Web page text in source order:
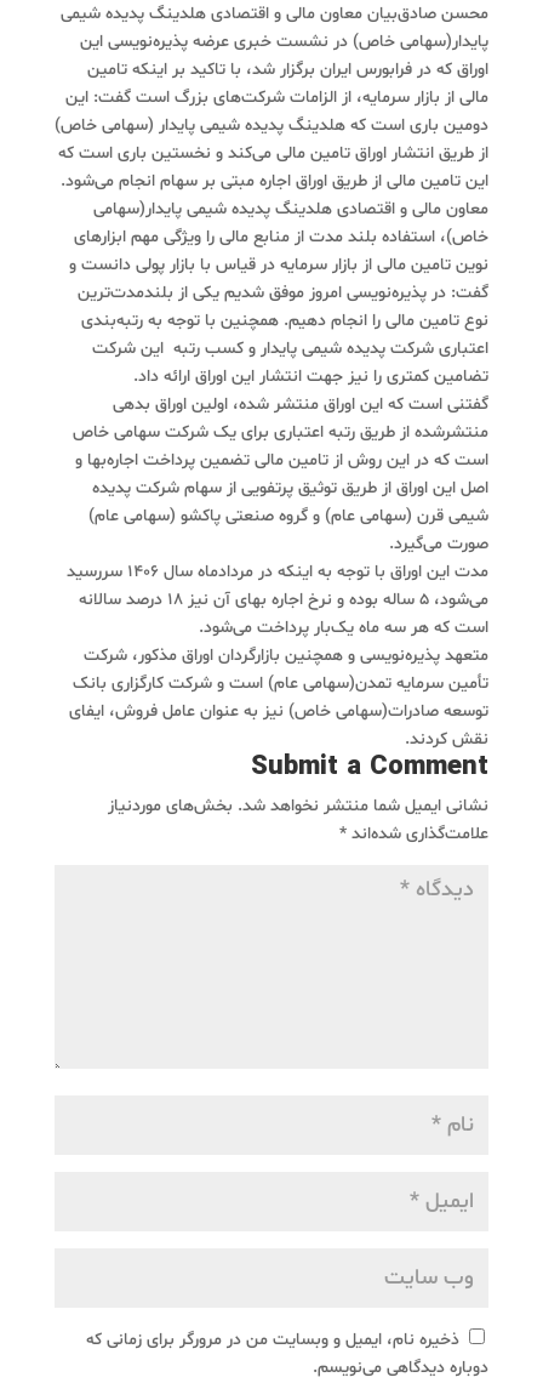
محسن صادق‌بیان معاون مالی و اقتصادی هلدینگ پدیده شیمی
پایدار(سهامی خاص) در نشست خبری عرضه پذیره‌نویسی این
اوراق که در فرابورس ایران برگزار شد، با تاکید بر اینکه تامین
مالی از بازار سرمایه، از الزامات شرکت‌های بزرگ است گفت: این
دومین باری است که هلدینگ پدیده شیمی پایدار (سهامی خاص)
از طریق انتشار اوراق تامین مالی می‌کند و نخستین باری است که
این تامین مالی از طریق اوراق اجاره مبتی بر سهام انجام می‌شود.
معاون مالی و اقتصادی هلدینگ پدیده شیمی پایدار(سهامی
خاص)، استفاده بلند مدت از منابع مالی را ویژگی مهم ابزارهای
نوین تامین مالی از بازار سرمایه در قیاس با بازار پولی دانست و
گفت: در پذیره‌نویسی امروز موفق شدیم یکی از بلندمدت‌ترین
نوع تامین مالی را انجام دهیم. همچنین با توجه به رتبه‌بندی
اعتباری شرکت پدیده شیمی پایدار و کسب رتبهاین شرکت
تضامین کمتری را نیز جهت انتشار این اوراق ارائه داد.
گفتنی است که این اوراق منتشر شده، اولین اوراق بدهی
منتشرشده از طریق رتبه اعتباری برای یک شرکت سهامی خاص
است که در این روش از تامین مالی تضمین پرداخت اجاره‌بها و
اصل این اوراق از طریق توثیق پرتفویی از سهام شرکت پدیده
شیمی قرن (سهامی عام) و گروه صنعتی پاکشو (سهامی عام)
صورت می‌گیرد.
مدت این اوراق با توجه به اینکه در مردادماه سال 1406 سررسید
می‌شود، 5 ساله بوده و نرخ اجاره بهای آن نیز 18 درصد سالانه
است که هر سه ماه یک‌بار پرداخت می‌شود.
متعهد پذیره‌نویسی و همچنین بازارگردان اوراق مذکور، شرکت
تأمین سرمایه تمدن(سهامی عام) است و شرکت کارگزاری بانک
توسعه صادرات(سهامی خاص) نیز به عنوان عامل فروش، ایفای
نقش کردند.
Submit a Comment
نشانی ایمیل شما منتشر نخواهد شد. بخش‌های موردنیاز
علامت‌گذاری شده‌اند *
ذخیره نام، ایمیل و وبسایت من در مرورگر برای زمانی که
دوباره دیدگاهی می‌نویسم.